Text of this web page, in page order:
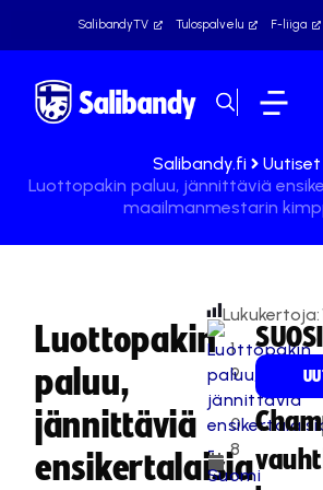
SalibandyTV Tulospalvelu F-liiga
Salibandy.fi
Uutiset
Luottopakin paluu, jännittäviä
maailmanmestarin
Luottopakin
paluu,
jännittäviä
ensikertalaisia
1
9
.
0
8
.
Lukukertoja: